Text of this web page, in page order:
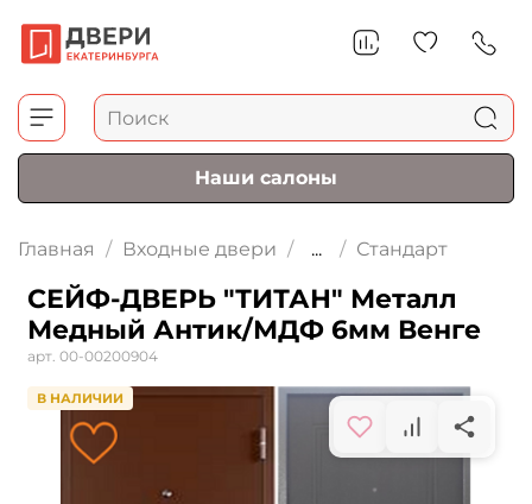
Наши салоны
Главная Входные двери ... Стандарт
СЕЙФ-ДВЕРЬ "ТИТАН" Металл
Медный Антик/МДФ 6мм Венге
арт. 00-00200904
В НАЛИЧИИ